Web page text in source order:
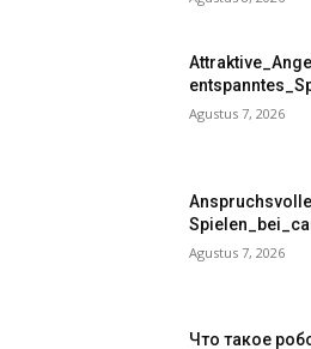
Agustus 7, 2026
Agustus 7, 2026
Что такое